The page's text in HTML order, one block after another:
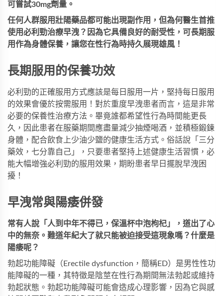
可嘗試30mg劑量。
任何人群服用壯陽藥品都可能出現副作用，但為何醫生首推
使用必利勁治療早洩？因為它具備良好的耐受性，可長期服
用作為身體保養，讓您在性行為時持久展現雄風！
長期服用的保養功效
必利勁的正確服用方式應該是每日服用一片，堅持每日服用
的效果會優於按需服用！對於重度早洩患者而言，這是非常
必要的保養性治療方法。畢竟誰都希望性行為時間能更長
久，因此患者在服藥期間應盡量減少抽煙喝酒，並積極鍛鍊
身體，配合飲食上少油少鹽的健康生活方式。俗話說「三分
藥效，七分靠自己」，只要患者堅持上述健康生活習慣，必
能大幅增強必利勁的服用效果，期盼患者早日擺脫早洩困
擾！
早洩常與陽痿併發
常有人說「人到中年不得已，保溫杯中泡枸杞」，道出了心
中的無奈。難道年紀大了就只能被迫接受這現象嗎？什麼是
陽痿呢？
勃起功能障礙（Erectile dysfunction，簡稱ED）是男性性功
能障礙的一種，其特徵是陰莖在性行為期間無法勃起或維持
勃起狀態。勃起功能障礙可能會造成心理影響，因為它與感